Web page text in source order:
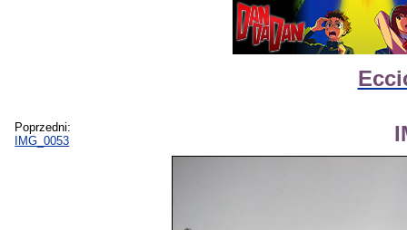
Poprzedni:
IMG_0053